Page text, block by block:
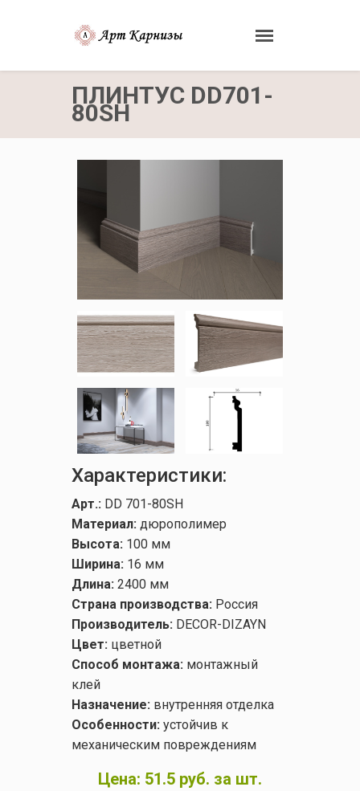
ПЛИНТУС DD701-
80SH
Характеристики:
Арт.: DD 701-80SH
Материал: дюрополимер
Высота: 100 мм
Ширина: 16 мм
Длина: 2400 мм
Страна производства: Россия
Производитель: DECOR-DIZAYN
Цвет: цветной
Способ монтажа: монтажный
клей
Назначение: внутренняя отделка
Особенности: устойчив к
механическим повреждениям
Цена: 51.5 руб. за шт.